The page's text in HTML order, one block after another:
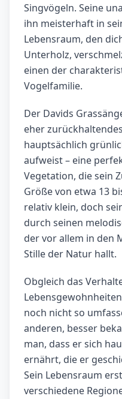
Singvögeln. Seine
ihn meisterhaft in
Lebensraum, den
Unterholz,
einen der
Vogelfamilie.
Der Davids
eher
hauptsächlich
aufweist – eine
Vegetation, die sein
Größe von etwa 13
relativ klein, doch
durch seinen
der vor allem in den
Stille der Natur hallt.
Obgleich das
noch nicht so
anderen, besser
man, dass er sich
ernährt, die er
Sein Lebensraum
verschiedene